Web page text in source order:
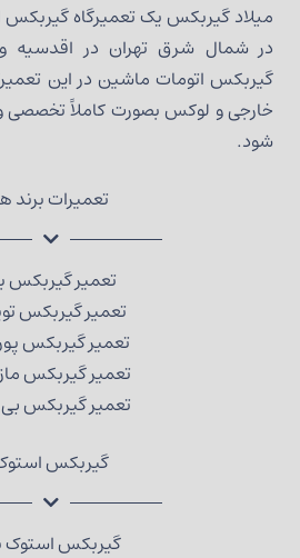
میلاد گیربکس یک تعمیرگاه گیربکس
در شمال شرق تهران در اقدسیه
گیربکس اتومات ماشین در این
خارجی و لوکس بصورت کاملاً
شود.
تعمیرات برند
تعمیر گیربکس
تعمیر گیربکس
تعمیر گیربکس
تعمیر گیربکس
تعمیر گیربکس بی
گیربکس
گیربکس استوک